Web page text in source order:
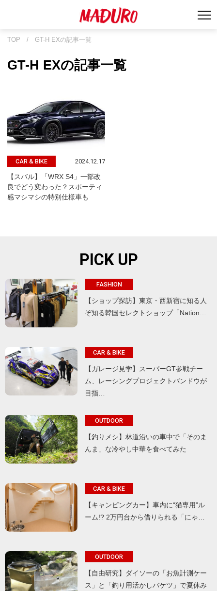
TOP / GT-H EXの記事一覧
GT-H EXの記事一覧
CAR & BIKE 2024.12.17
【スバル】「WRX S4」一部改
良でどう変わった？スポーティ
感マシマシの特別仕様車も
PICK UP
FASHION
【ショップ探訪】東京・西新宿に知る人
ぞ知る韓国セレクトショップ「Nation…
CAR & BIKE
【ガレージ見学】スーパーGT参戦チー
ム、レーシングプロジェクトバンドウが
目指…
OUTDOOR
【釣りメシ】林道沿いの車中で「そのま
んま」な冷やし中華を食べてみた
CAR & BIKE
【キャンピングカー】車内に“猫専用”ル
ーム!? 2万円台から借りられる「にゃ…
OUTDOOR
【自由研究】ダイソーの「お魚計測ケー
ス」と「釣り用活かしバケツ」で夏休み